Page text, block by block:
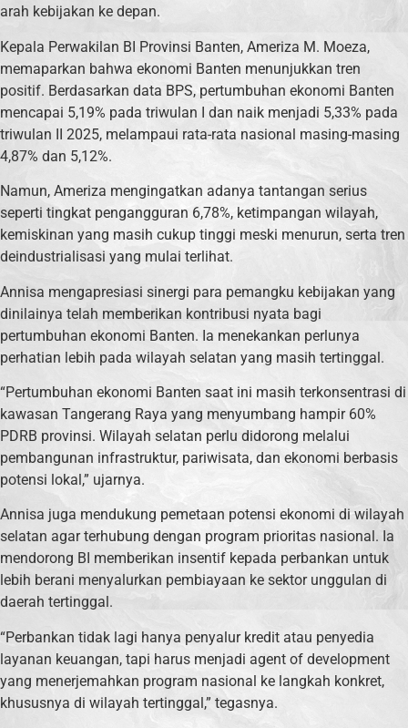
arah kebijakan ke depan.
Kepala Perwakilan BI Provinsi Banten, Ameriza M. Moeza,
memaparkan bahwa ekonomi Banten menunjukkan tren
positif. Berdasarkan data BPS, pertumbuhan ekonomi Banten
mencapai 5,19% pada triwulan I dan naik menjadi 5,33% pada
triwulan II 2025, melampaui rata-rata nasional masing-masing
4,87% dan 5,12%.
Namun, Ameriza mengingatkan adanya tantangan serius
seperti tingkat pengangguran 6,78%, ketimpangan wilayah,
kemiskinan yang masih cukup tinggi meski menurun, serta tren
deindustrialisasi yang mulai terlihat.
Annisa mengapresiasi sinergi para pemangku kebijakan yang
dinilainya telah memberikan kontribusi nyata bagi
pertumbuhan ekonomi Banten. Ia menekankan perlunya
perhatian lebih pada wilayah selatan yang masih tertinggal.
“Pertumbuhan ekonomi Banten saat ini masih terkonsentrasi di
kawasan Tangerang Raya yang menyumbang hampir 60%
PDRB provinsi. Wilayah selatan perlu didorong melalui
pembangunan infrastruktur, pariwisata, dan ekonomi berbasis
potensi lokal,” ujarnya.
Annisa juga mendukung pemetaan potensi ekonomi di wilayah
selatan agar terhubung dengan program prioritas nasional. Ia
mendorong BI memberikan insentif kepada perbankan untuk
lebih berani menyalurkan pembiayaan ke sektor unggulan di
daerah tertinggal.
“Perbankan tidak lagi hanya penyalur kredit atau penyedia
layanan keuangan, tapi harus menjadi agent of development
yang menerjemahkan program nasional ke langkah konkret,
khususnya di wilayah tertinggal,” tegasnya.